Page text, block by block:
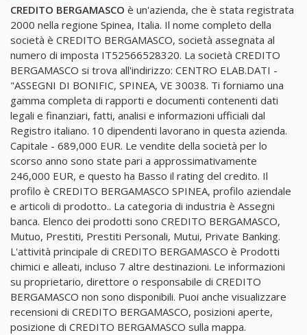
CREDITO BERGAMASCO è un'azienda, che è stata registrata
2000 nella regione Spinea, Italia. Il nome completo della
società è CREDITO BERGAMASCO, società assegnata al
numero di imposta IT52566528320. La società CREDITO
BERGAMASCO si trova all'indirizzo: CENTRO ELAB.DATI -
"ASSEGNI DI BONIFIC, SPINEA, VE 30038. Ti forniamo una
gamma completa di rapporti e documenti contenenti dati
legali e finanziari, fatti, analisi e informazioni ufficiali dal
Registro italiano. 10 dipendenti lavorano in questa azienda.
Capitale - 689,000 EUR. Le vendite della società per lo
scorso anno sono state pari a approssimativamente
246,000 EUR, e questo ha Basso il rating del credito. Il
profilo è CREDITO BERGAMASCO SPINEA, profilo aziendale
e articoli di prodotto.. La categoria di industria è Assegni
banca. Elenco dei prodotti sono CREDITO BERGAMASCO,
Mutuo, Prestiti, Prestiti Personali, Mutui, Private Banking.
L'attività principale di CREDITO BERGAMASCO è Prodotti
chimici e alleati, incluso 7 altre destinazioni. Le informazioni
su proprietario, direttore o responsabile di CREDITO
BERGAMASCO non sono disponibili. Puoi anche visualizzare
recensioni di CREDITO BERGAMASCO, posizioni aperte,
posizione di CREDITO BERGAMASCO sulla mappa.